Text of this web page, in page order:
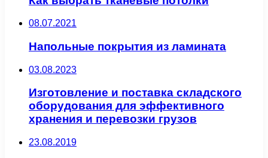
08.07.2021
Напольные покрытия из ламината
03.08.2023
Изготовление и поставка складского
оборудования для эффективного
хранения и перевозки грузов
23.08.2019